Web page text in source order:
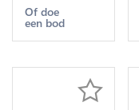
Anglesey
Druid
1795 ->
Of doe
een bod